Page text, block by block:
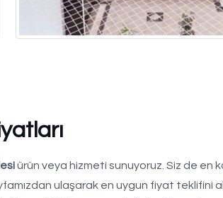
ürün veya hizmeti sunuyoruz. Siz de en
ulaşarak en uygun fiyat teklifini